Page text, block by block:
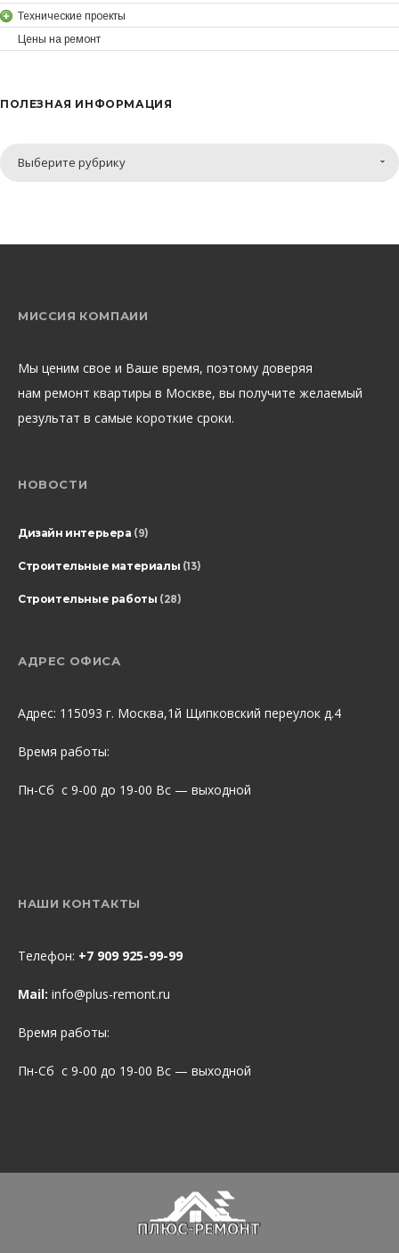
Технические проекты
Цены на ремонт
ПОЛЕЗНАЯ ИНФОРМАЦИЯ
Полезная
Выберите рубрику
МИССИЯ КОМПАИИ
Мы ценим свое и Ваше время, поэтому доверяя
нам ремонт квартиры в Москве, вы получите желаемый
результат в самые короткие сроки.
НОВОСТИ
Дизайн интерьера (9)
Строительные материалы (13)
Строительные работы (28)
АДРЕС ОФИСА
Адрес: 115093 г. Москва,1й Щипковский переулок д.4
Время работы:
Пн-Сб с 9-00 до 19-00 Вс — выходной
НАШИ КОНТАКТЫ
Телефон: +7 909 925-99-99
Mail: info@plus-remont.ru
Время работы:
Пн-Сб с 9-00 до 19-00 Вс — выходной